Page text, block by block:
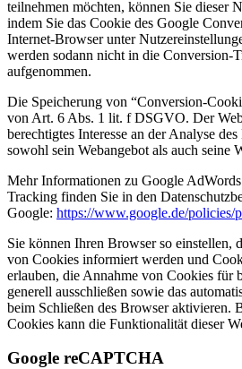
teilnehmen möchten, können Sie dieser
indem Sie das Cookie des Google
Internet-Browser unter
werden sodann nicht in die Conversion-
aufgenommen.
Die Speicherung von “Conversion-
von Art. 6 Abs. 1 lit. f DSGVO. Der
berechtigtes Interesse an der Analyse
sowohl sein Webangebot als auch seine
Mehr Informationen zu Google
Tracking finden Sie in den
Google: https://www.google.de/policies/
Sie können Ihren Browser so einstellen,
von Cookies informiert werden und
erlauben, die Annahme von Cookies für
generell ausschließen sowie das
beim Schließen des Browser aktivieren.
Cookies kann die Funktionalität dieser
Google reCAPTCHA